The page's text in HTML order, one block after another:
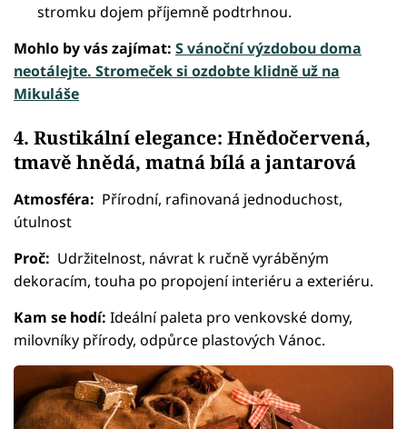
stromku dojem příjemně podtrhnou.
Mohlo by vás zajímat: S vánoční výzdobou doma
neotálejte. Stromeček si ozdobte klidně už na
Mikuláše
4. Rustikální elegance: Hnědočervená,
tmavě hnědá, matná bílá a jantarová
Atmosféra: Přírodní, rafinovaná jednoduchost,
útulnost
Proč: Udržitelnost, návrat k ručně vyráběným
dekoracím, touha po propojení interiéru a exteriéru.
Kam se hodí: Ideální paleta pro venkovské domy,
milovníky přírody, odpůrce plastových Vánoc.